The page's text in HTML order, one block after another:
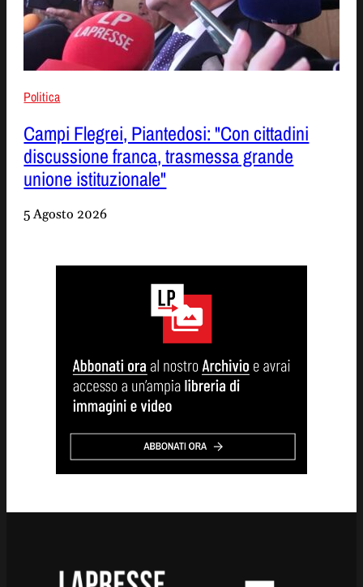
Politica
Campi Flegrei, Piantedosi: "Con cittadini
discussione franca, trasmessa grande
unione istituzionale"
5 Agosto 2026